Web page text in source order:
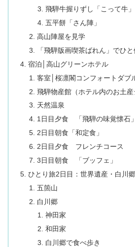
飛騨牛握りずし「こって牛」
五平餅「さん陣」
高山陣屋を見学
「飛騨版画喫茶ばれん」でひと
宿泊│高山グリーンホテル
客室│桜凛閣コンフォートダブ
飛騨物産館（ホテル内のお土産
天然温泉
1日目夕食 「飛騨の味覚懐石」
2日目朝食「和定食」
2日目夕食 フレンチコース
3日目朝食 「ブッフェ」
ひとり旅2日目：世界遺産・白川
五箇山
白川郷
神田家
和田家
白川郷で食べ歩き